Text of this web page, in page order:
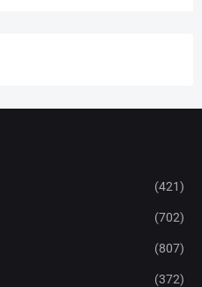
(421)
(702)
(807)
(372)